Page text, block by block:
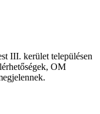
III. kerület településen
OM